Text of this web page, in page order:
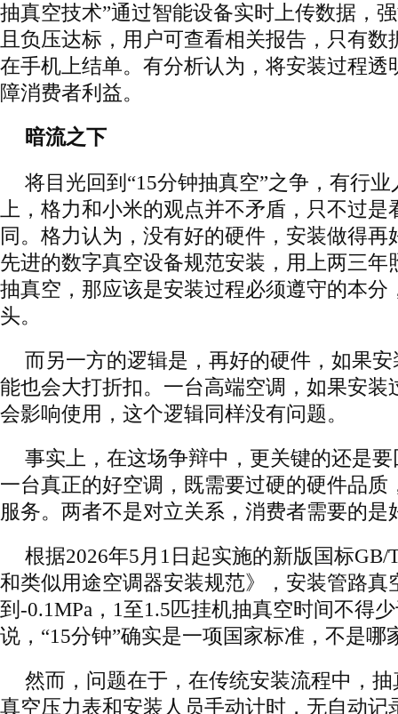
抽真空技术”通过智能设备实时上传数据，
且负压达标，用户可查看相关报告，只有
在手机上结单。有分析认为，将安装过程透
障消费者利益。
暗流之下
将目光回到“15分钟抽真空”之争，有行
上，格力和小米的观点并不矛盾，只不过
同。格力认为，没有好的硬件，安装做得再
先进的数字真空设备规范安装，用上两三年
抽真空，那应该是安装过程必须遵守的本分
头。
而另一方的逻辑是，再好的硬件，如果
能也会大打折扣。一台高端空调，如果安装
会影响使用，这个逻辑同样没有问题。
事实上，在这场争辩中，更关键的还是
一台真正的好空调，既需要过硬的硬件品质
服务。两者不是对立关系，消费者需要的是
根据2026年5月1日起实施的新版国标GB/
和类似用途空调器安装规范》，安装管路真
到-0.1MPa，1至1.5匹挂机抽真空时间不得
说，“15分钟”确实是一项国家标准，不是哪
然而，问题在于，在传统安装流程中，
真空压力表和安装人员手动计时，无自动记